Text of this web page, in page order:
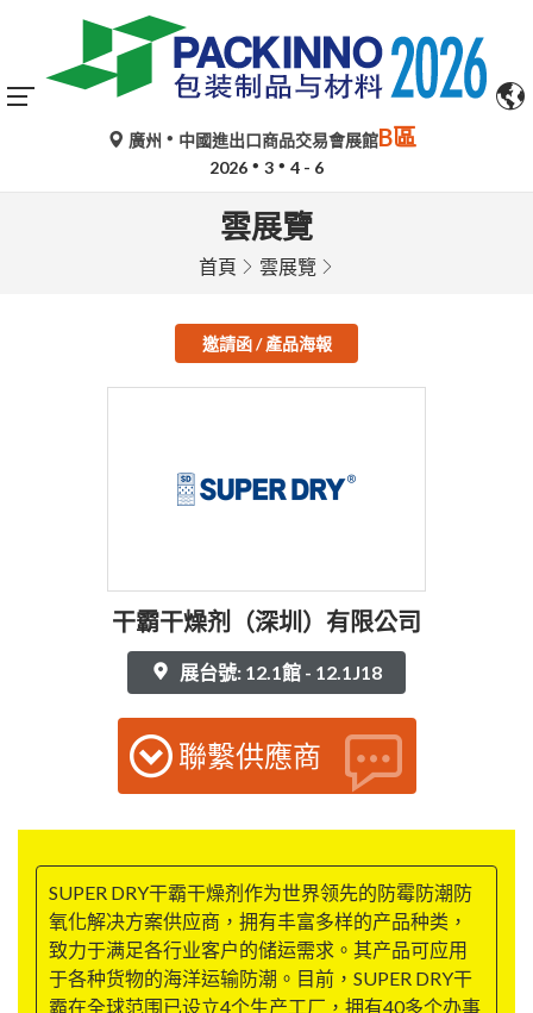
廣州 中國進出口商品交易會展館B區
2026 3 4 - 6
雲展覽
首頁 雲展覽
邀請函 / 產品海報
干霸干燥剂（深圳）有限公司
展台號: 12.1館 - 12.1J18
聯繫供應商
SUPER DRY干霸干燥剂作为世界领先的防霉防潮防
氧化解决方案供应商，拥有丰富多样的产品种类，
致力于满足各行业客户的储运需求。其产品可应用
于各种货物的海洋运输防潮。目前，SUPER DRY干
霸在全球范围已设立4个生产工厂，拥有40多个办事